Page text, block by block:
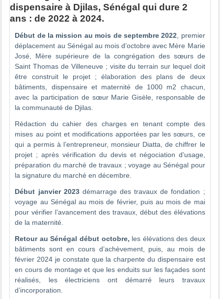
dispensaire à Djilas, Sénégal qui dure 2
ans : de 2022 à 2024.
Début de la mission au mois de septembre 2022 , premier
déplacement au Sénégal au mois d’octobre avec Mère Marie
José, Mère supérieure de la congrégation des sœurs de
Saint Thomas de Villeneuve ; visite du terrain sur lequel doit
être construit le projet ; élaboration des plans de deux
bâtiments, dispensaire et maternité de 1000 m2 chacun,
avec la participation de sœur Marie Gisèle, responsable de
la communauté de Djilas.
Rédaction du cahier des charges en tenant compte des
mises au point et modifications apportées par les sœurs, ce
qui a permis à l’entrepreneur, monsieur Diatta, de chiffrer le
projet ; après vérification du devis et négociation d’usage,
préparation du marché de travaux ; voyage au Sénégal pour
la signature du marché en décembre.
Début janvier 2023démarrage des travaux de fondation ;
voyage au Sénégal au mois de février, puis au mois de mai
pour vérifier l’avancement des travaux, début des élévations
de la maternité.
Retour au Sénégal début octobre, les élévations des deux
bâtiments sont en cours d’achèvement, puis, au mois de
février 2024 je constate que la charpente du dispensaire est
en cours de montage et que les enduits sur les façades sont
réalisés, les électriciens ont démarré leurs travaux
d’incorporation.